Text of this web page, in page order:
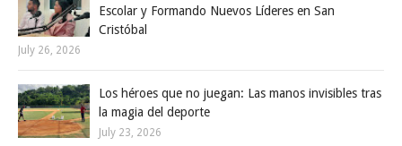
Escolar y Formando Nuevos Líderes en San
Cristóbal
July 26, 2026
Los héroes que no juegan: Las manos invisibles tras
la magia del deporte
July 23, 2026